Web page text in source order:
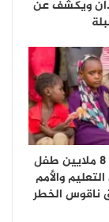
ويكشف عن
الحرب تحرم 8 ملايين طفل
والأمم
ناقوس الخطر